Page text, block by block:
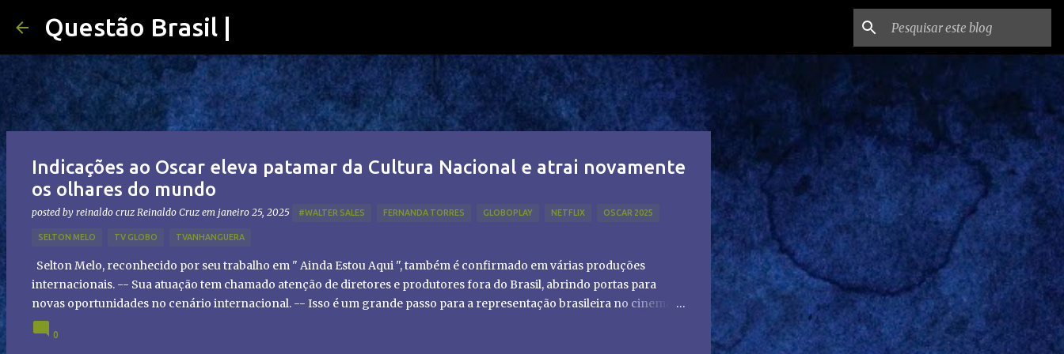
Questão Brasil |
Indicações ao Oscar eleva patamar da Cultura Nacional e atrai novamente
os olhares do mundo
posted by reinaldo cruz Reinaldo Cruz em janeiro 25, 2025 #WALTER SALES FERNANDA TORRES GLOBOPLAY NETFLIX OSCAR 2025
SELTON MELO TV GLOBO TVANHANGUERA
Selton Melo, reconhecido por seu trabalho em " Ainda Estou Aqui ", também é confirmado em várias produções
internacionais. -- Sua atuação tem chamado atenção de diretores e produtores fora do Brasil, abrindo portas para
novas oportunidades no cenário internacional. -- Isso é um grande passo para a representação brasileira no cinema
global!
0